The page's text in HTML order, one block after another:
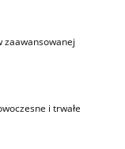
zaawansowanej
i trwałe